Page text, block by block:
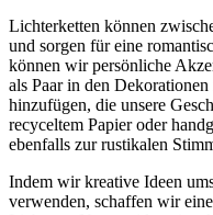
Lichterketten können
und sorgen für eine
können wir persönliche
als Paar in den
hinzufügen, die unsere
recyceltem Papier oder
ebenfalls zur rustikalen
Indem wir kreative Ideen
verwenden, schaffen wir